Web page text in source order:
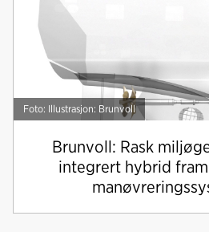
Foto: Illustrasjon: Brunvoll
Brunvoll: Rask
integrert hybrid